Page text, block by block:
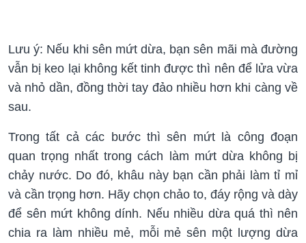
Lưu ý: Nếu khi sên mứt dừa, bạn sên mãi mà đường
vẫn bị keo lại không kết tinh được thì nên để lửa vừa
và nhỏ dần, đồng thời tay đảo nhiều hơn khi càng về
sau.
Trong tất cả các bước thì sên mứt là công đoạn
quan trọng nhất trong cách làm mứt dừa không bị
chảy nước. Do đó, khâu này bạn cần phải làm tỉ mỉ
và cần trọng hơn. Hãy chọn chảo to, đáy rộng và dày
để sên mứt không dính. Nếu nhiều dừa quá thì nên
chia ra làm nhiều mẻ, mỗi mẻ sên một lượng dừa